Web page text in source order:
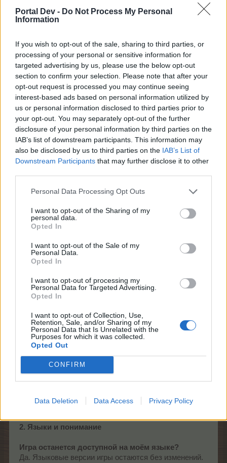
Portal Dev - Do Not Process My Personal
Information
If you wish to opt-out of the sale, sharing to third parties, or
processing of your personal or sensitive information for
targeted advertising by us, please use the below opt-out
section to confirm your selection. Please note that after your
opt-out request is processed you may continue seeing
interest-based ads based on personal information utilized by
us or personal information disclosed to third parties prior to
your opt-out. You may separately opt-out of the further
disclosure of your personal information by third parties on the
IAB’s list of downstream participants. This information may
also be disclosed by us to third parties on the IAB’s List of
Downstream Participants that may further disclose it to other
Personal Data Processing Opt Outs
I want to opt-out of the Sharing of my
personal data.
Opted In
I want to opt-out of the Sale of my
Personal Data.
Opted In
I want to opt-out of processing my
Personal Data for Targeted Advertising.
Opted In
I want to opt-out of Collection, Use,
Retention, Sale, and/or Sharing of my
Personal Data that Is Unrelated with the
Purposes for which it was collected.
Opted Out
CONFIRM
Data Deletion Data Access Privacy Policy
сможет общаться на английском без затруднений.
бесплатные онлайн-переводчики. Вы можете
использовать их, чтобы перевести свой запрос на
немецкий или английский или перевести наш ответ
на ваш родной язык. Пожалуйста, не забывайте
проверять политику конфиденциальности
выбранного вами сервиса.
Когда вступают в силу изменения?
Переход на новую систему произойдёт 17 декабря. С
этого дня система будет принимать только запросы
на немецком или английском языках.
Запросы, которые на тот момент ещё будут
обрабатываться в старой системе, будут завершены
после этой даты будут закрыты автоматически.
FAQ
Почему служба поддержки будет отвечать
только на немецком и английском языках?
чтобы обеспечить более быструю, понятную и
единообразную поддержку. Это позволяет нам
обслуживания.
Когда вступят изменения?
17 декабря.
Повлияет ли это на игру, обновления или
игровые события?
Игра, обновления и события продолжают
функционировать как обычно.
2. Языки и понимание
Игра останется доступной на моём языке?
Да. Языковые версии игры остаются без изменений.